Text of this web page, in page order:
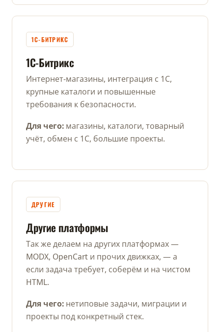
1С-БИТРИКС
1С-Битрикс
Интернет-магазины, интеграция с 1С,
крупные каталоги и повышенные
требования к безопасности.
Для чего: магазины, каталоги, товарный
учёт, обмен с 1С, большие проекты.
ДРУГИЕ
Другие платформы
Так же делаем на других платформах —
MODX, OpenCart и прочих движках, — а
если задача требует, соберём и на чистом
HTML.
Для чего: нетиповые задачи, миграции и
проекты под конкретный стек.